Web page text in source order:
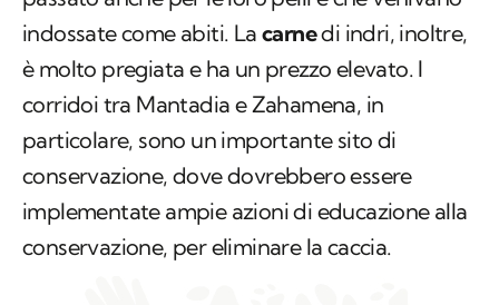
corridoi tra Mantadia e Zahamena, in
particolare, sono un importante sito di
conservazione, dove dovrebbero essere
implementate ampie azioni di educazione alla
conservazione, per eliminare la caccia.